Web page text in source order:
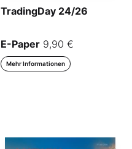
TradingDay 24/26
E-Paper 9,90 €
Mehr Informationen